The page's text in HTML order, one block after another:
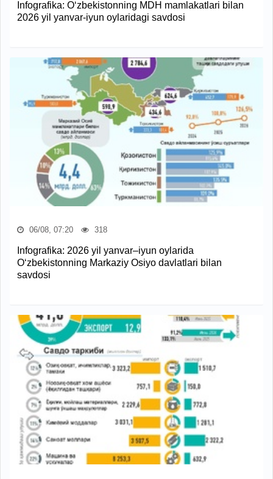
Infografika: O‘zbekistonning MDH mamlakatlari bilan
2026 yil yanvar-iyun oylaridagi savdosi
06/08, 07:20 318
Infografika: 2026 yil yanvar–iyun oylarida
O‘zbekistonning Markaziy Osiyo davlatlari bilan
savdosi